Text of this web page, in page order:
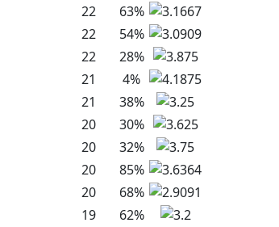
22
63%
22
54%
22
28%
21
4%
21
38%
20
30%
20
32%
20
85%
20
68%
19
62%